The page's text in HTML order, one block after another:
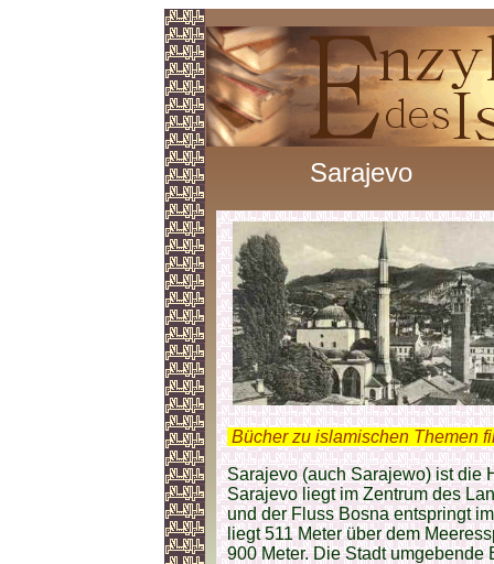
Sarajevo
Bücher zu islamischen Themen
Sarajevo (auch Sarajewo) ist die
Sarajevo liegt im Zentrum des
und der Fluss Bosna entspringt
liegt 511 Meter über dem
900 Meter. Die Stadt umgebende